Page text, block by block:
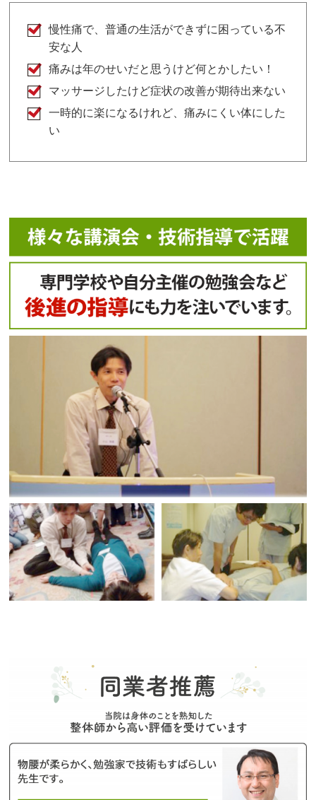
慢性痛で、普通の生活ができずに困っている不
安な人
痛みは年のせいだと思うけど何とかしたい！
マッサージしたけど症状の改善が期待出来ない
一時的に楽になるけれど、痛みにくい体にした
い